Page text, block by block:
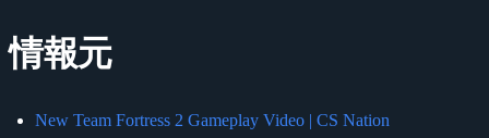
情報元
New Team Fortress 2 Gameplay Video | CS Nation